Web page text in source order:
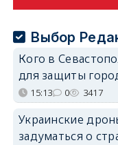
Выбор
Кого в
для защиты
15:13 0 3417
Украинские
задуматься о